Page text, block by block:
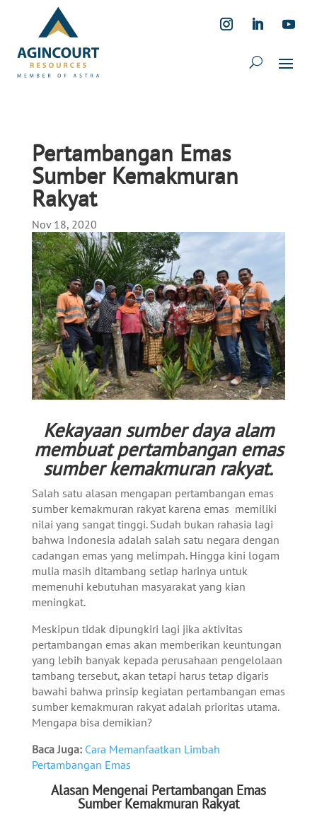
Pertambangan Emas
Sumber Kemakmuran
Rakyat
Nov 18, 2020
Kekayaan sumber daya alam
membuat pertambangan emas
sumber kemakmuran rakyat.
Salah satu alasan mengapan pertambangan emas
sumber kemakmuran rakyat karena emas memiliki
nilai yang sangat tinggi. Sudah bukan rahasia lagi
bahwa Indonesia adalah salah satu negara dengan
cadangan emas yang melimpah. Hingga kini logam
mulia masih ditambang setiap harinya untuk
memenuhi kebutuhan masyarakat yang kian
meningkat.
Meskipun tidak dipungkiri lagi jika aktivitas
pertambangan emas akan memberikan keuntungan
yang lebih banyak kepada perusahaan pengelolaan
tambang tersebut, akan tetapi harus tetap digaris
bawahi bahwa prinsip kegiatan pertambangan emas
sumber kemakmuran rakyat adalah prioritas utama.
Mengapa bisa demikian?
Baca Juga: Cara Memanfaatkan Limbah
Pertambangan Emas
Alasan Mengenai Pertambangan Emas
Sumber Kemakmuran Rakyat